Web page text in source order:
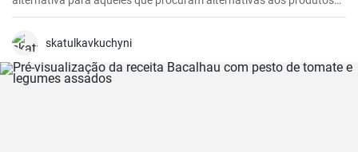
tradicionais de farinha de trigo. Ideal para o pequeno-almoço ou
skatulkavkuchyni